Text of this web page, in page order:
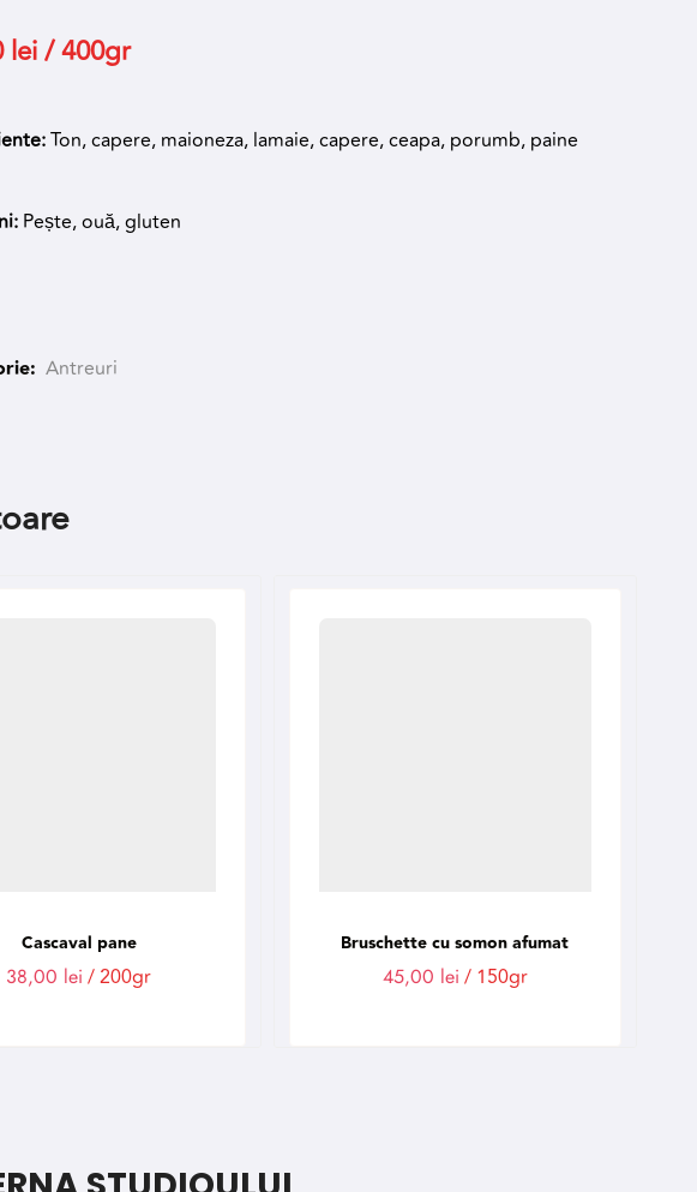
lei/ 400gr
Ton, capere, maioneza, lamaie, capere, ceapa, porumb, paine
Pește, ouă, gluten
Antreuri
Cascaval pane
38,00 lei / 200gr
Bruschette cu somon afumat
45,00 lei / 150gr